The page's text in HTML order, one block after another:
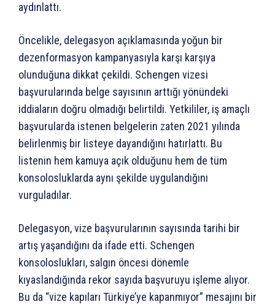
aydınlattı.
Öncelikle, delegasyon açıklamasında yoğun bir
dezenformasyon kampanyasıyla karşı karşıya
olunduğuna dikkat çekildi. Schengen vizesi
başvurularında belge sayısının arttığı yönündeki
iddiaların doğru olmadığı belirtildi. Yetkililer, iş amaçlı
başvurularda istenen belgelerin zaten 2021 yılında
belirlenmiş bir listeye dayandığını hatırlattı. Bu
listenin hem kamuya açık olduğunu hem de tüm
konsolosluklarda aynı şekilde uygulandığını
vurguladılar.
Delegasyon, vize başvurularının sayısında tarihi bir
artış yaşandığını da ifade etti. Schengen
konsoloslukları, salgın öncesi dönemle
kıyaslandığında rekor sayıda başvuruyu işleme alıyor.
Bu da “vize kapıları Türkiye’ye kapanmıyor” mesajını bir